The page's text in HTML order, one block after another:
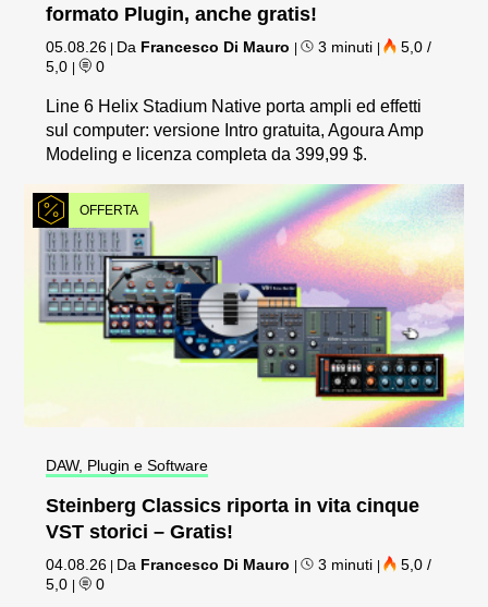
formato Plugin, anche gratis!
05.08.26 | Da Francesco Di Mauro | 3 minuti |
5,0 /
5,0 | 0
Line 6 Helix Stadium Native porta ampli ed effetti
sul computer: versione Intro gratuita, Agoura Amp
Modeling e licenza completa da 399,99 $.
OFFERTA
DAW, Plugin e Software
Steinberg Classics riporta in vita cinque
VST storici – Gratis!
04.08.26 | Da Francesco Di Mauro | 3 minuti |
5,0 /
5,0 | 0